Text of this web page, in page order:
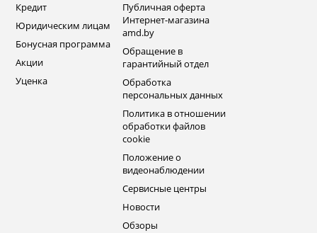
Кредит
Юридическим лицам
Бонусная программа
Акции
Уценка
Публичная оферта
Интернет-магазина
amd.by
Обращение в
гарантийный отдел
Обработка
персональных данных
Политика в отношении
обработки файлов
cookie
Положение о
видеонаблюдении
Сервисные центры
Новости
Обзоры